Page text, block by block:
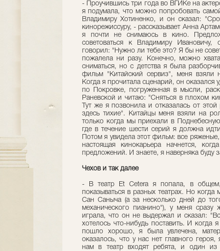
- Проучившись три года во ВГИКе на
я подумала, что можно попробовать
Владимиру Хотиненко, и он сказал:
кинорежиссуру, - рассказывает Анна
я почти не снимаюсь в кино.
советоваться к Владимиру
говорил: "Нужно ли тебе это? Я бы не
пожалела ни разу. Конечно, можно
сниматься, но с детства я была
фильм "Китайский сервиз", меня взяли
Когда я прочитала сценарий, он оказался
по Покровке, погруженная в мысли,
Раневской и читаю: "Сняться в плохом
Тут же я позвонила и отказалась от
здесь тихие". Китайцы меня взяли на
только когда мы приехали в
где в течение шести серий я должна
Потом я увидела этот фильм: все
настоящая кинокарьера начнется,
предложений. И знаете, я наверняка буду
Чехов и так далее
- В театр Et Сеtera я попала, в общем,
показываться в разных театрах. Но
Сан Саныча (а за несколько дней до
механического пианино"), у меня сразу
играла, что он не выдержал и сказал:
хотелось что-нибудь поставить. И когда
пошло хорошо, я была увлечена,
оказалось, что у нас нет главного
нам в театр входят ребята, и один